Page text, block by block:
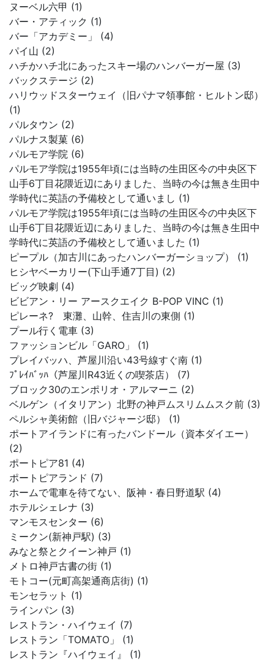
ヌーベル六甲 (1)
バー・アティック (1)
バー「アカデミー」 (4)
パイ山 (2)
ハチかハチ北にあったスキー場のハンバーガー屋 (3)
バックステージ (2)
ハリウッドスターウェイ（旧パナマ領事館・ヒルトン邸）
(1)
パルタウン (2)
パルナス製菓 (6)
パルモア学院 (6)
パルモア学院は1955年頃には当時の生田区今の中央区下
山手6丁目花隈近辺にありました、当時の今は無き生田中
学時代に英語の予備校として通いまし (1)
パルモア学院は1955年頃には当時の生田区今の中央区下
山手6丁目花隈近辺にありました、当時の今は無き生田中
学時代に英語の予備校として通いました (1)
ピープル（加古川にあったハンバーガーショップ） (1)
ヒシヤベーカリー(下山手通7丁目) (2)
ビッグ映劇 (4)
ビビアン・リー アースクエイク B-POP VINC (1)
ピレーネ? 東灘、山幹、住吉川の東側 (1)
プール行く電車 (3)
ファッションビル「GARO」 (1)
プレイバッハ、芦屋川沿い43号線すぐ南 (1)
ﾌﾟﾚｲﾊﾞｯﾊ（芦屋川R43近くの喫茶店） (7)
ブロック30のエンポリオ・アルマーニ (2)
ベルゲン（イタリアン）北野の神戸ムスリムムスク前 (3)
ペルシャ美術館（旧バジャージ邸） (1)
ポートアイランドに有ったバンドール（資本ダイエー）
(2)
ポートピア81 (4)
ポートピアランド (7)
ホームで電車を待てない、阪神・春日野道駅 (4)
ホテルシェレナ (3)
マンモスセンター (6)
ミークン(新神戸駅) (3)
みなと祭とクイーン神戸 (1)
メトロ神戸古書の街 (1)
モトコー(元町高架通商店街) (1)
モンセラット (1)
ラインパン (3)
レストラン・ハイウェイ (7)
レストラン「TOMATO」 (1)
レストラン『ハイウェイ』 (1)